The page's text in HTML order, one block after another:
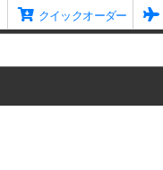
クイックオーダー